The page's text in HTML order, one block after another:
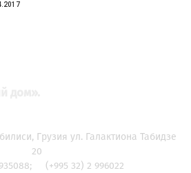
Грузия ул. Галактиона Табидзе
20
(+995 32) 2 996022